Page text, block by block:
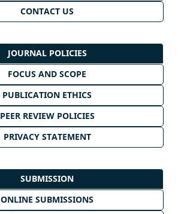
CONTACT US
JOURNAL POLICIES
FOCUS AND SCOPE
PUBLICATION ETHICS
PEER REVIEW POLICIES
PRIVACY STATEMENT
SUBMISSION
ONLINE SUBMISSIONS